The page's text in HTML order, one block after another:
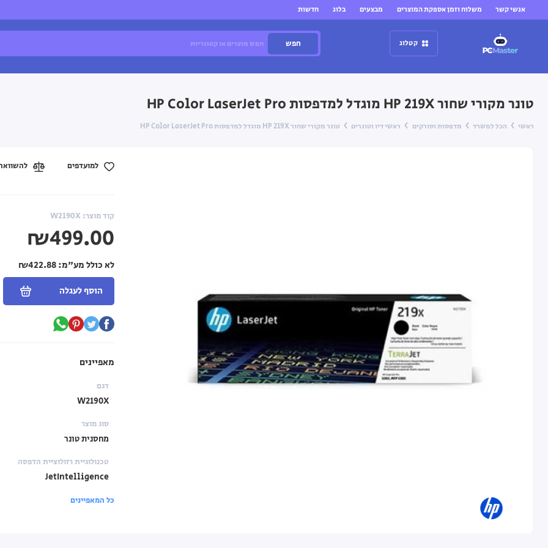
אנשי קשר משלוח וזמן אספקת המוצרים מבצעים בלוג חדשות
קטלוג חפש
טונר מקורי שחור HP 219X מוגדל למדפסות HP Color LaserJet Pro
ראשי הכל למשרד מדפסות וסורקים ראשי דיו וטונרים טונר מקורי שחור HP 219X מוגדל למדפסות HP Color LaserJet Pro
קוד מוצר: W2190X
₪499.00
לא כולל מע"מ:
הוסף לעגלה
למועדפים
מאפיינים
דגם
W2190X
סוג מוצר
מחסנית טונר
טכנולוגיית רזולוציית הדפסה
JetIntelligence
כל המאפיינים